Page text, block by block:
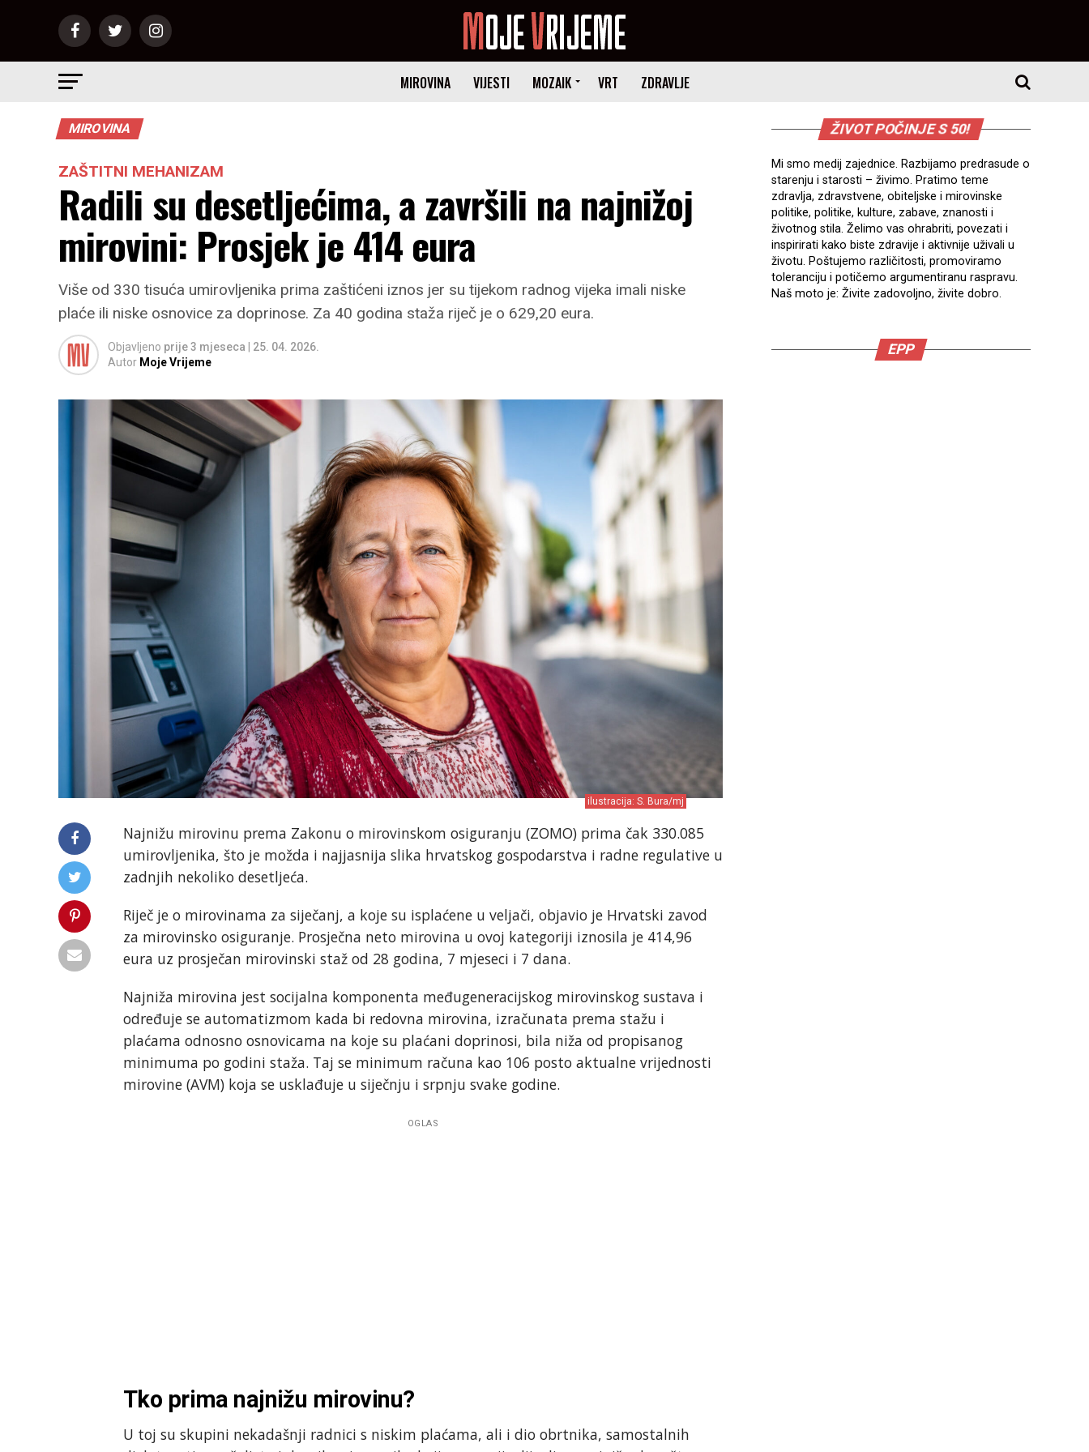
MIROVINA VIJESTI MOZAIK VRT ZDRAVLJE
MIROVINA
ZAŠTITNI MEHANIZAM
Radili su desetljećima, a završili na najnižoj
mirovini: Prosjek je 414 eura
Više od 330 tisuća umirovljenika prima zaštićeni iznos jer su tijekom radnog vijeka imali niske
plaće ili niske osnovice za doprinose. Za 40 godina staža riječ je o 629,20 eura.
Objavljeno prije 3 mjeseca
25. 04. 2026.
Autor Moje Vrijeme
ilustracija: S. Bura/mj
Najnižu mirovinu prema Zakonu o mirovinskom osiguranju (ZOMO) prima čak 330.085
umirovljenika, što je možda i najjasnija slika hrvatskog gospodarstva i radne regulative u
zadnjih nekoliko desetljeća.
Riječ je o mirovinama za siječanj, a koje su isplaćene u veljači, objavio je Hrvatski zavod
za mirovinsko osiguranje. Prosječna neto mirovina u ovoj kategoriji iznosila je 414,96
eura uz prosječan mirovinski staž od 28 godina, 7 mjeseci i 7 dana.
Najniža mirovina jest socijalna komponenta međugeneracijskog mirovinskog sustava i
određuje se automatizmom kada bi redovna mirovina, izračunata prema stažu i
plaćama odnosno osnovicama na koje su plaćani doprinosi, bila niža od propisanog
minimuma po godini staža. Taj se minimum računa kao 106 posto aktualne vrijednosti
mirovine (AVM) koja se usklađuje u siječnju i srpnju svake godine.
OGLAS
Tko prima najnižu mirovinu?
U toj su skupini nekadašnji radnici s niskim plaćama, ali i dio obrtnika, samostalnih
ŽIVOT POČINJE S 50!
Mi smo medij zajednice. Razbijamo predrasude o
starenju i starosti – živimo. Pratimo teme
zdravlja, zdravstvene, obiteljske i mirovinske
politike, politike, kulture, zabave, znanosti i
životnog stila. Želimo vas ohrabriti, povezati i
inspirirati kako biste zdravije i aktivnije uživali u
životu. Poštujemo različitosti, promoviramo
toleranciju i potičemo argumentiranu raspravu.
Naš moto je: Živite zadovoljno, živite dobro.
EPP